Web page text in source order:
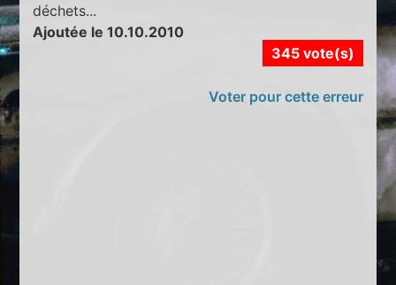
déchets...
Ajoutée le 10.10.2010
345 vote(s)
Voter pour cette erreur